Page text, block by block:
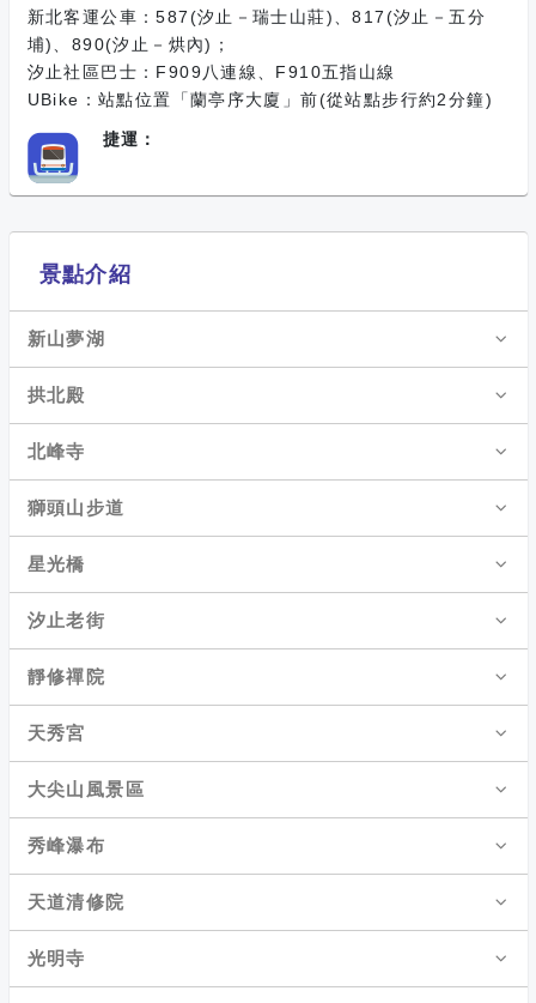
新北客運公車：587(汐止－瑞士山莊)、817(汐止－五分
埔)、890(汐止－烘內)；
汐止社區巴士：F909八連線、F910五指山線
UBike：站點位置「蘭亭序大廈」前(從站點步行約2分鐘)
捷運：
景點介紹
新山夢湖
拱北殿
北峰寺
獅頭山步道
星光橋
汐止老街
靜修禪院
天秀宮
大尖山風景區
秀峰瀑布
天道清修院
光明寺